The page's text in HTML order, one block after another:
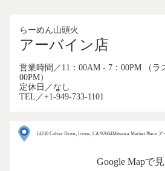
らーめん山頭火
アーバイン店
営業時間／11：00AM - 7：00PM （ラ
00PM）
定休日／なし
TEL／+1-949-733-1101
14230 Culver Drive, Irvine, CA 92604Mitsuwa Market Place
Google Mapで